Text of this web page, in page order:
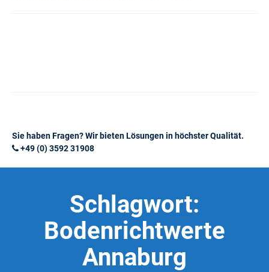
Sie haben Fragen? Wir bieten Lösungen in höchster Qualität.
+49 (0) 3592 31908
Schlagwort:
Bodenrichtwerte
Annaburg